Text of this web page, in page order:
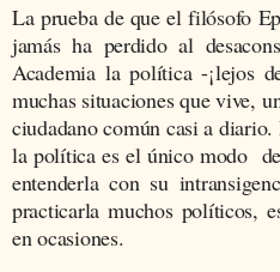
La prueba de que el filósofo
jamás ha perdido al
Academia la política -¡lejos
muchas situaciones que vive,
ciudadano común casi a
la política es el único modo
entenderla con su
practicarla muchos políticos,
en ocasiones.